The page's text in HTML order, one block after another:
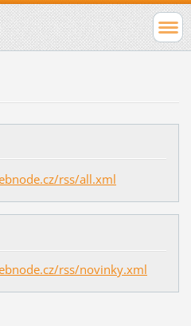
rss/all.xml
rss/novinky.xml